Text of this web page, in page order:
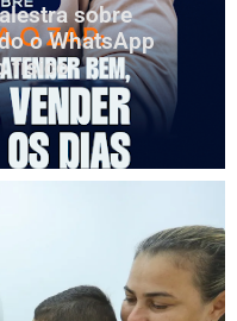
sobre
o WhatsApp
físico